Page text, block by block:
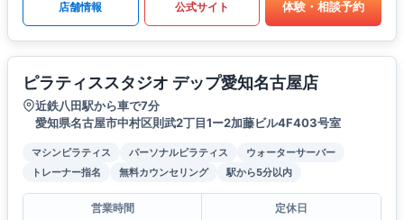
店舗情報 公式サイト 体験・相談予約
ピラティススタジオ デップ愛知名古屋店
近鉄八田駅から車で7分
愛知県名古屋市中村区則武2丁目1ー2加藤ビル4F403号室
マシンピラティス パーソナルピラティス
ウォーターサーバー
トレーナー指名
無料カウンセリング 駅から5分以内
営業時間
定休日